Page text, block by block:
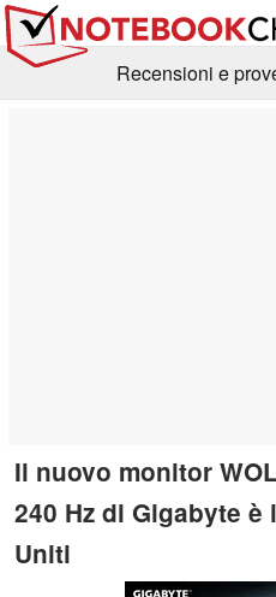
Recensioni e
Il nuovo monitor
240 Hz di Gigabyte
Uniti